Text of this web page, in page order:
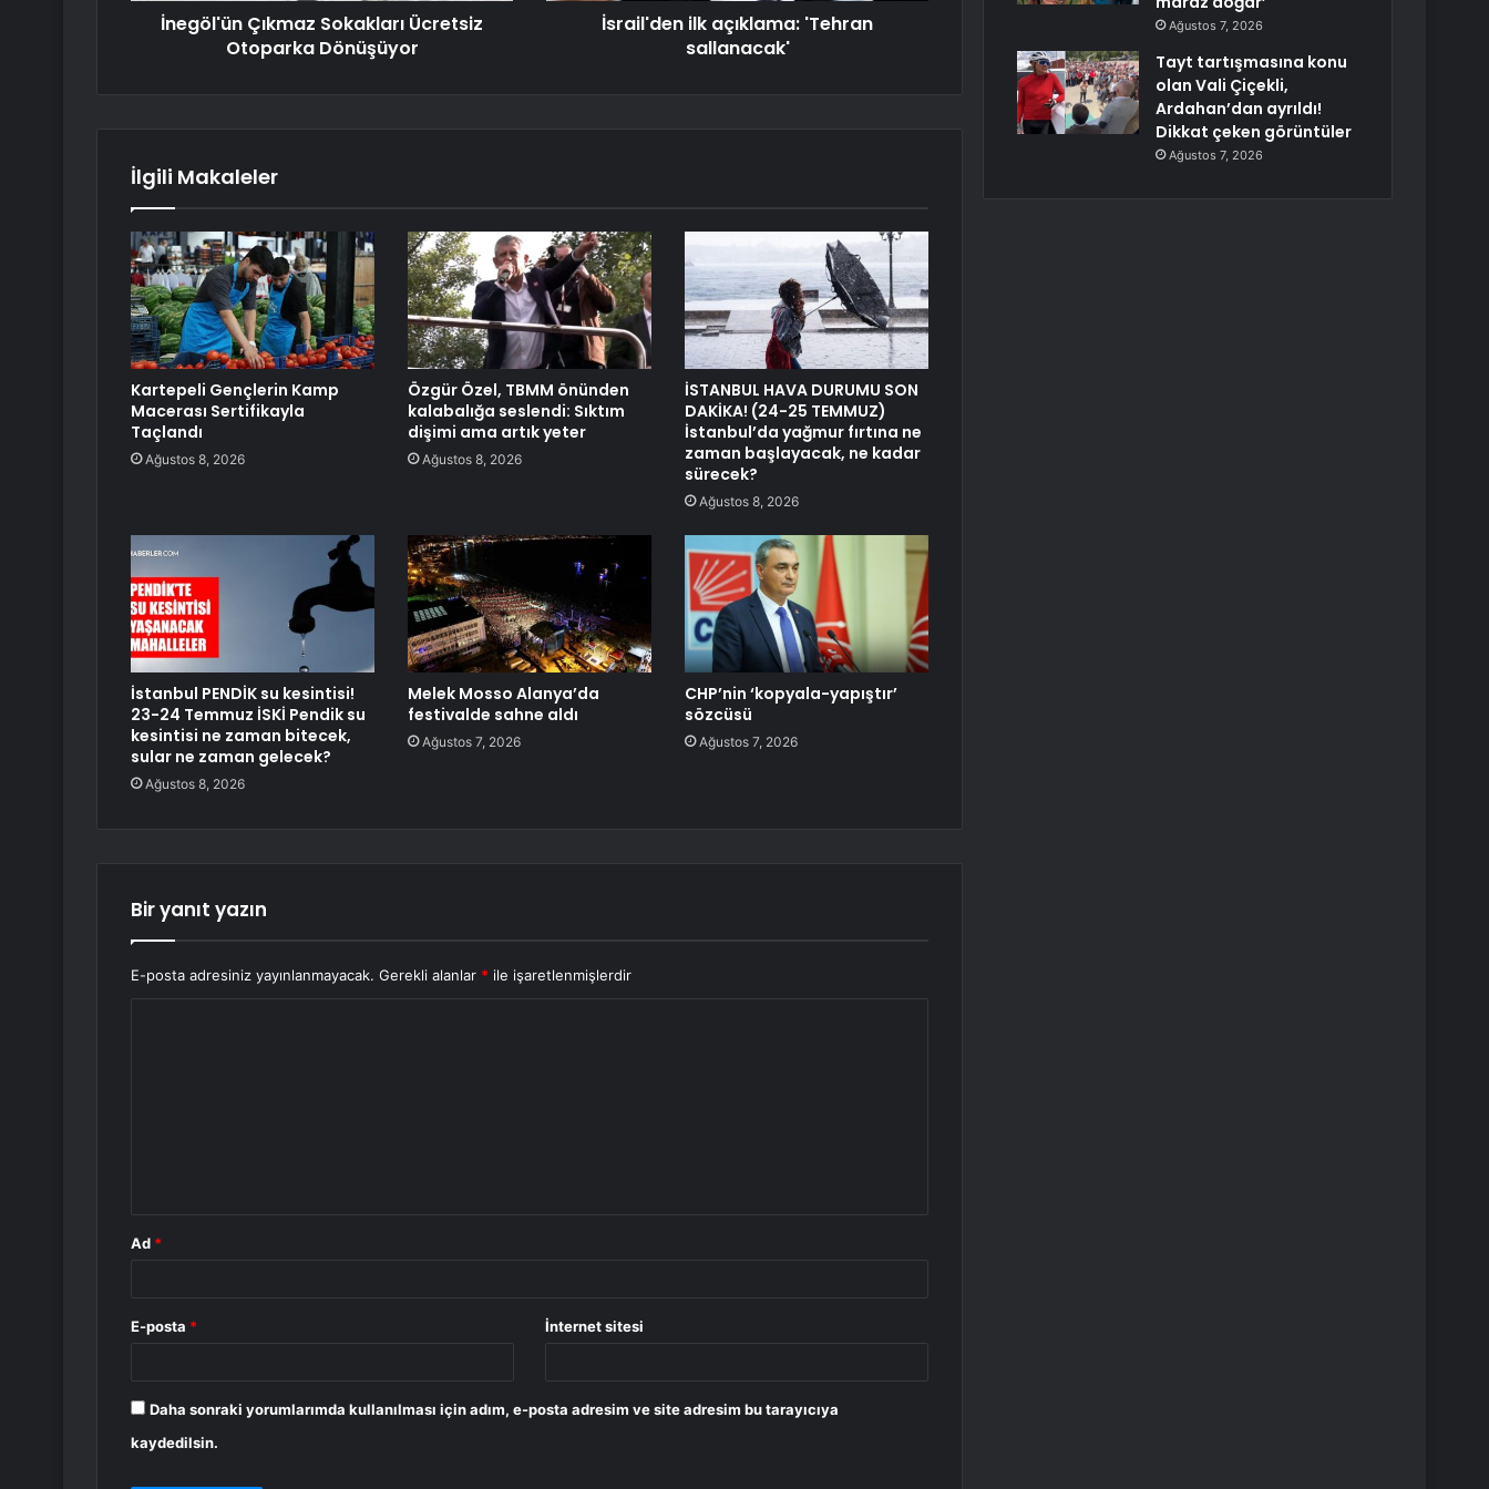
İnegöl'ün Çıkmaz Sokakları Ücretsiz
Otoparka Dönüşüyor
İsrail'den ilk açıklama: 'Tehran
sallanacak'
İlgili Makaleler
Kartepeli Gençlerin Kamp
Macerası Sertifikayla
Taçlandı
Ağustos 8, 2026
Özgür Özel, TBMM önünden
kalabalığa seslendi: Sıktım
dişimi ama artık yeter
Ağustos 8, 2026
İSTANBUL HAVA DURUMU SON
DAKİKA! (24-25 TEMMUZ)
İstanbul’da yağmur fırtına ne
zaman başlayacak, ne kadar
sürecek?
Ağustos 8, 2026
İstanbul PENDİK su kesintisi!
23-24 Temmuz İSKİ Pendik su
kesintisi ne zaman bitecek,
sular ne zaman gelecek?
Ağustos 8, 2026
Melek Mosso Alanya’da
festivalde sahne aldı
Ağustos 7, 2026
CHP’nin ‘kopyala-yapıştır’
sözcüsü
Ağustos 7, 2026
Bir yanıt yazın
E-posta adresiniz yayınlanmayacak. Gerekli alanlar * ile işaretlenmişlerdir
Ad *
E-posta * İnternet sitesi
Daha sonraki yorumlarımda kullanılması için adım, e-posta adresim ve site adresim bu tarayıcıya
kaydedilsin.
Ağustos 7, 2026
Tayt tartışmasına konu
olan Vali Çiçekli,
Ardahan’dan ayrıldı!
Dikkat çeken görüntüler
Ağustos 7, 2026